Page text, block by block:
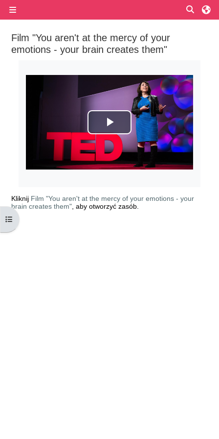
Otwórz indeks kursu
Film "You aren't at the mercy of your
emotions - your brain creates them"
Odtwórz
wideo
Kliknij Film "You aren't at the mercy of your emotions - your
brain creates them", aby otworzyć zasób.